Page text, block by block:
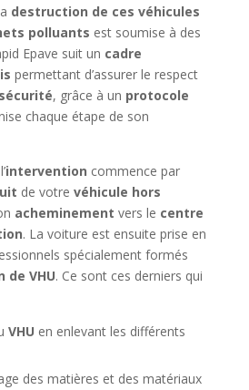
destruction de ces véhicules
polluants est soumise à des
Epave suit un cadre
permettant d’assurer le respect
, grâce à un protocole
chaque étape de son
intervention commence par
de votre véhicule hors
acheminement vers le centre
. La voiture est ensuite prise en
spécialement formés
de VHU. Ce sont ces derniers qui
VHU en enlevant les différents
des matières et des matériaux